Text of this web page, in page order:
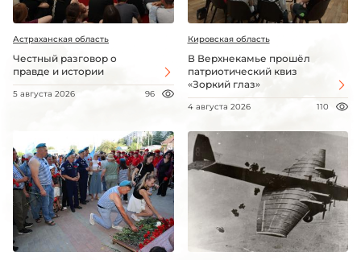
Астраханская область
Честный разговор о
правде и истории
5 августа 2026 96
Кировская область
В Верхнекамье прошёл
патриотический квиз
«Зоркий глаз»
4 августа 2026 110